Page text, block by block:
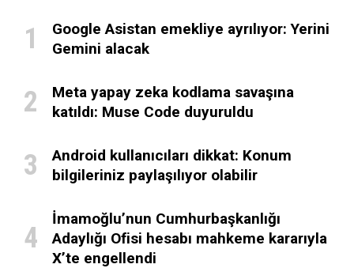
Google Asistan emekliye ayrılıyor: Yerini
Gemini alacak
Meta yapay zeka kodlama savaşına
katıldı: Muse Code duyuruldu
Android kullanıcıları dikkat: Konum
bilgileriniz paylaşılıyor olabilir
İmamoğlu’nun Cumhurbaşkanlığı
Adaylığı Ofisi hesabı mahkeme kararıyla
X’te engellendi